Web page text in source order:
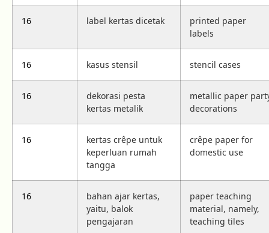
16 label kertas dicetak
printed paper
labels
16 kasus stensil stencil cases
16
dekorasi pesta
kertas metalik
metallic paper
decorations
16
kertas crêpe untuk
keperluan rumah
tangga
crêpe paper for
domestic use
16
bahan ajar kertas,
yaitu, balok
pengajaran
paper teaching
material, namely,
teaching tiles